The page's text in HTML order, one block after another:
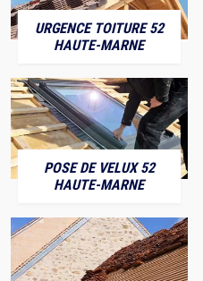
URGENCE TOITURE 52
HAUTE-MARNE
POSE DE VELUX 52
HAUTE-MARNE